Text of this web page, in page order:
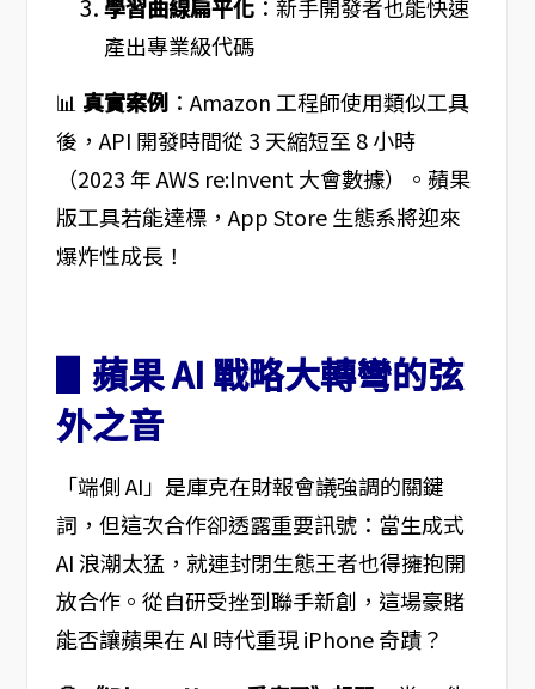
學習曲線扁平化：新手開發者也能快速
產出專業級代碼
📊 真實案例：Amazon 工程師使用類似工具
後，API 開發時間從 3 天縮短至 8 小時
（2023 年 AWS re:Invent 大會數據）。蘋果
版工具若能達標，App Store 生態系將迎來
爆炸性成長！
▋蘋果 AI 戰略大轉彎的弦
外之音
「端側 AI」是庫克在財報會議強調的關鍵
詞，但這次合作卻透露重要訊號：當生成式
AI 浪潮太猛，就連封閉生態王者也得擁抱開
放合作。從自研受挫到聯手新創，這場豪賭
能否讓蘋果在 AI 時代重現 iPhone 奇蹟？